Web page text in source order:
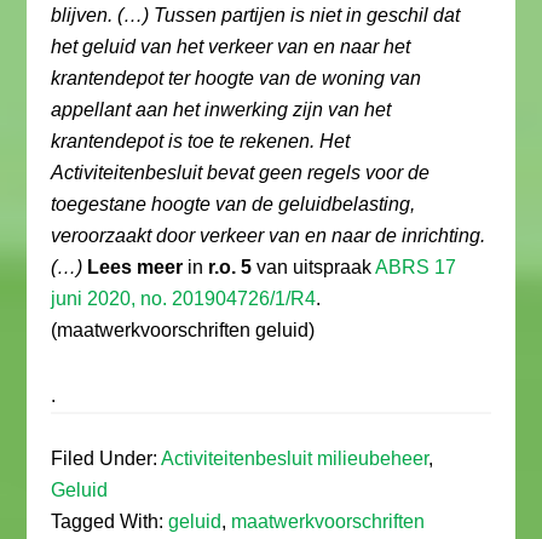
blijven. (…) Tussen partijen is niet in geschil dat
het geluid van het verkeer van en naar het
krantendepot ter hoogte van de woning van
appellant aan het inwerking zijn van het
krantendepot is toe te rekenen. Het
Activiteitenbesluit bevat geen regels voor de
toegestane hoogte van de geluidbelasting,
veroorzaakt door verkeer van en naar de inrichting.
(…) Lees meer in r.o. 5 van uitspraakABRS 17
juni 2020, no. 201904726/1/R4.
(maatwerkvoorschriften geluid)
.
Filed Under:Activiteitenbesluit milieubeheer,
Geluid
Tagged With:geluid, maatwerkvoorschriften